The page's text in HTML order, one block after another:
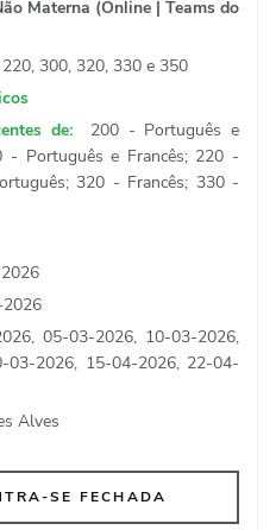
Materna (Online | Teams do
300, 320, 330 e 350
de:
200 - Português e
- Português e Francês; 220 -
320 - Francês; 330 -
05-03-2026, 10-03-2026,
03-2026, 15-04-2026, 22-04-
Alves
SE FECHADA